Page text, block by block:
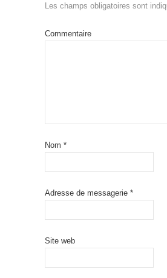
Les champs obligatoires sont
Commentaire
Nom *
Adresse de messagerie *
Site web